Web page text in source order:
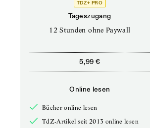
TDZ+ PRO
Tageszugang
12 Stunden ohne Paywall
5,99 €
Online lesen
Bücher online lesen
TdZ-Artikel seit 2013 online lesen